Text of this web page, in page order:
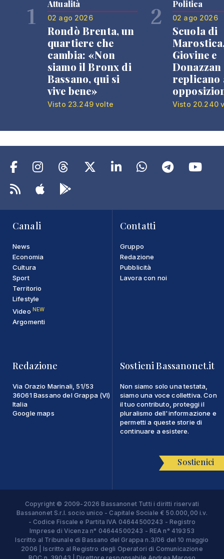
1 Attualità
02 ago 2026
Rondò Brenta, un
quartiere che
cambia: «Non
siamo il Bronx di
Bassano, qui si
vive bene»
Visto 23.249 volte
2 Politica
02 ago 2026
Scuola di
Giovine e
Donazzan
replicano
Visto 20.240
Canali
News
Economia
Cultura
Sport
Territorio
Lifestyle
Video NEW
Argomenti
Contatti
Gruppo
Redazione
Pubblicità
Lavora con noi
Redazione
Via Orazio Marinali, 51/53
36061 Bassano del Grappa (VI)
Italia
Google maps
Sostieni Bassanonet.it
Non siamo solo una testata,
siamo una voce collettiva. Con
il tuo contributo, proteggi il
pluralismo dell'informazione e
permetti a queste storie di
continuare a esistere.
Sostienici
Copyright © 2009-2026 Bassanonet Tutti i diritti riservati
Bassanonet S.r.l. socio unico - Capitale Sociale € 50.000,00 i.v.
- Codice Fiscale e Partita IVA 04644500243 - Registro
Imprese di Vicenza n° 04644500243 - REA n° 419353
Iscritto al Tribunale di Bassano del Grappa n.3/06 del 10 maggio
2006 | Iscritto al Registro degli Operatori di Comunicazione